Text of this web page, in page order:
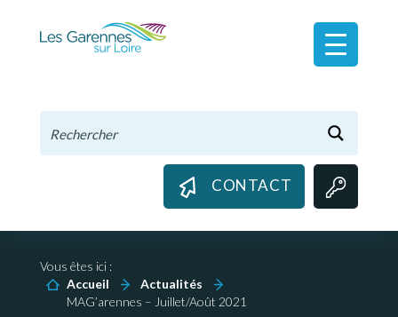
CONTACT
Vous êtes ici :
Accueil
Actualités
MAG’arennes – Juillet/Août 2021